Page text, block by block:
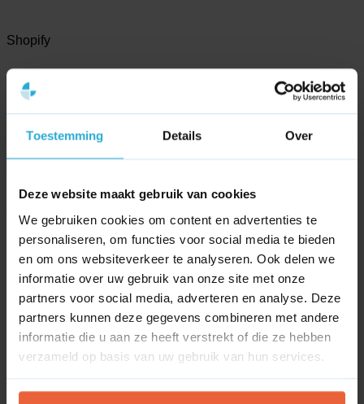
Toestemming Details Over
Deze website maakt gebruik van cookies
We gebruiken cookies om content en advertenties te
personaliseren, om functies voor social media te bieden
en om ons websiteverkeer te analyseren. Ook delen we
informatie over uw gebruik van onze site met onze
partners voor social media, adverteren en analyse. Deze
partners kunnen deze gegevens combineren met andere
informatie die u aan ze heeft verstrekt of die ze hebben
verzameld op basis van uw gebruik van hun services.
Shopify
Shopify
No block ID is set
No block ID is set
Channable
Channable